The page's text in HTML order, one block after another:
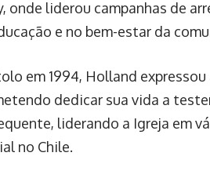
onde liderou campanhas de
e no bem-estar da
em 1994, Holland
dedicar sua vida a
liderando a Igreja em
no Chile.